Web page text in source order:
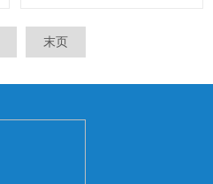
算功能，用途广泛。 具有重
量警示功能，可设定上限、标
末页